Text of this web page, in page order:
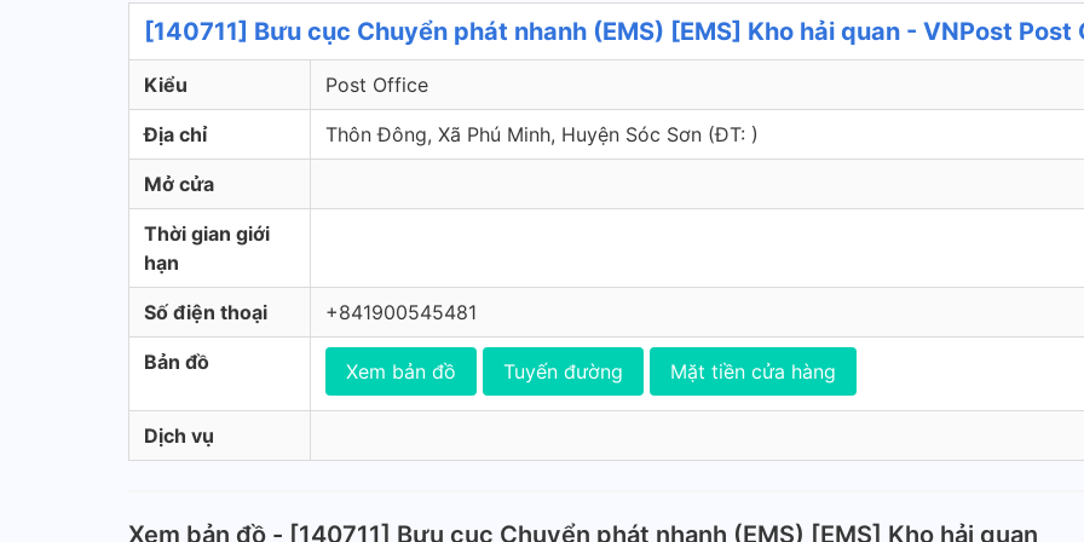
[140711] Bưu cục Chuyển phát nhanh (EMS) [EMS] Kho hải quan - VNPost Post
Kiểu Post Office
Địa chỉ Thôn Đông, Xã Phú Minh, Huyện Sóc Sơn (ÐT: )
Mở cửa
Thời gian giới
hạn
Số điện thoại +841900545481
Bản đồ Xem bản đồ Tuyến đường Mặt tiền cửa hàng
Dịch vụ
Xem bản đồ - [140711] Bưu cục Chuyển phát nhanh (EMS) [EMS] Kho hải quan